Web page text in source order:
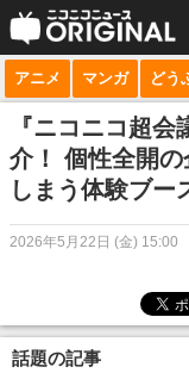
サービス一覧
niconico
動画
生放送
マンガ
アニメ マンガ どう
『ニコニコ超
介！ 個性全開
しまう体験ブー
2026年5月22日 (金) 15:00
話題の記事